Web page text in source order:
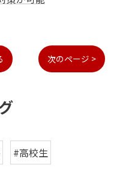
次のページ >
#高校生